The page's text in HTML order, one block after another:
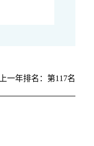
上一年排名：第117名